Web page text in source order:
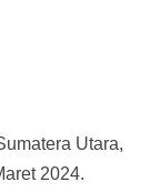
Utara,
2024.